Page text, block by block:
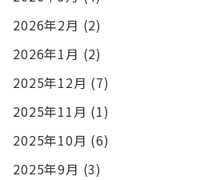
2026年2月 (2)
2026年1月 (2)
2025年12月 (7)
2025年11月 (1)
2025年10月 (6)
2025年9月 (3)